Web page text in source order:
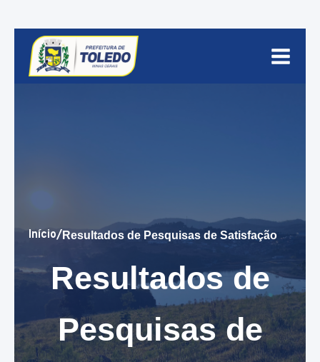
Início/Resultados de Pesquisas de Satisfação
Resultados de
Pesquisas de